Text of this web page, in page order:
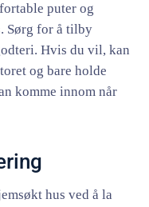
puter og
Sørg for å tilby
Hvis du vil, kan
og bare holde
komme innom når
hus ved å la